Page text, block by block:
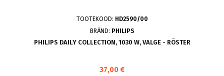
TOOTEKOOD: HD2590/00
BRÄND: PHILIPS
PHILIPS DAILY COLLECTION, 1030 W, VALGE - RÖSTER
37,00 €